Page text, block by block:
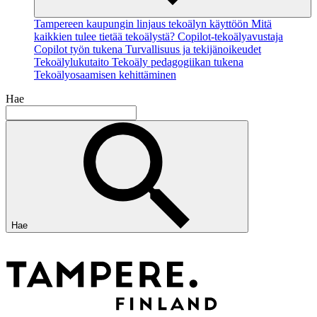
Tampereen kaupungin linjaus tekoälyn käyttöön Mitä
kaikkien tulee tietää tekoälystä? Copilot-tekoälyavustaja
Copilot työn tukena Turvallisuus ja tekijänoikeudet
Tekoälylukutaito Tekoäly pedagogiikan tukena
Tekoälyosaamisen kehittäminen
Hae
Hae